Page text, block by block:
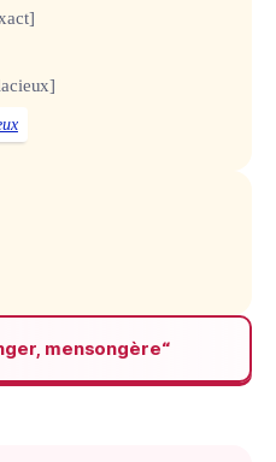
mensongère“